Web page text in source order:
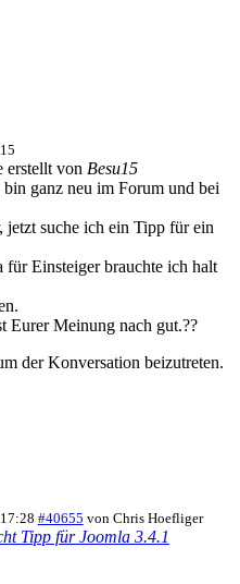
erstellt von Besu15
ganz neu im Forum und bei
jetzt suche ich ein Tipp für ein
Einsteiger brauchte ich halt
Eurer Meinung nach gut.??
der Konversation beizutreten.
#40655 von Chris Hoefliger
Tipp für Joomla 3.4.1